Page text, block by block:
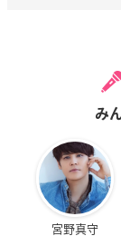
み
宮野真守